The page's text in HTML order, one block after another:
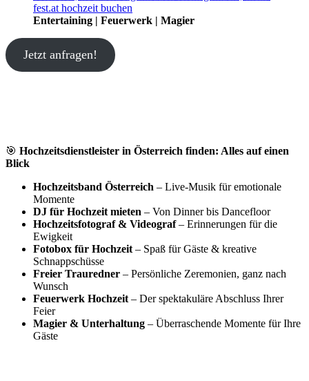
Entertaining | Feuerwerk | Magier
Jetzt anfragen!
🎯 Hochzeitsdienstleister in Österreich finden: Alles auf einen
Blick
Hochzeitsband Österreich – Live-Musik für emotionale
Momente
DJ für Hochzeit mieten – Von Dinner bis Dancefloor
Hochzeitsfotograf & Videograf– Erinnerungen für die
Ewigkeit
Fotobox für Hochzeit – Spaß für Gäste & kreative
Schnappschüsse
Freier Trauredner – Persönliche Zeremonien, ganz nach
Wunsch
Feuerwerk Hochzeit – Der spektakuläre Abschluss Ihrer
Feier
Magier & Unterhaltung – Überraschende Momente für Ihre
Gäste